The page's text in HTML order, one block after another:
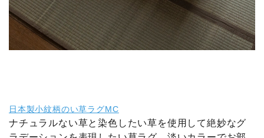
日本製小紋柄のい草ラグMC
ナチュラルない草と染色したい草を使用して絶妙なグ